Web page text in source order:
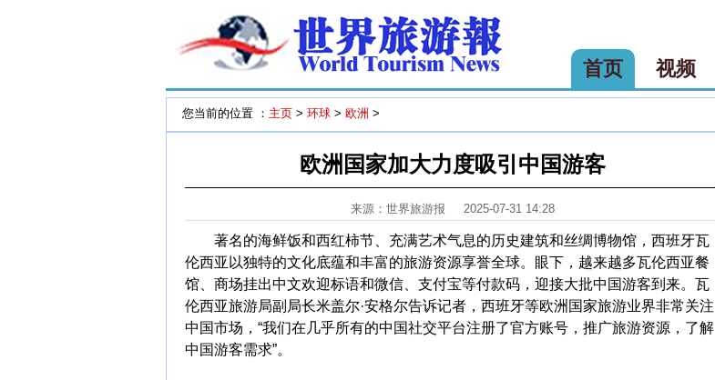
首页 视频
您当前的位置 ： 主页 > 环球 > 欧洲 >
欧洲国家加大力度吸引中国游客
来源：世界旅游报 2025-07-31 14:28
著名的海鲜饭和西红柿节、充满艺术气息的历史建筑和丝绸博物馆，西班牙瓦
伦西亚以独特的文化底蕴和丰富的旅游资源享誉全球。眼下，越来越多瓦伦西亚餐
馆、商场挂出中文欢迎标语和微信、支付宝等付款码，迎接大批中国游客到来。瓦
伦西亚旅游局副局长米盖尔·安格尔告诉记者，西班牙等欧洲国家旅游业界非常关注
中国市场，“我们在几乎所有的中国社交平台注册了官方账号，推广旅游资源，了解
中国游客需求”。